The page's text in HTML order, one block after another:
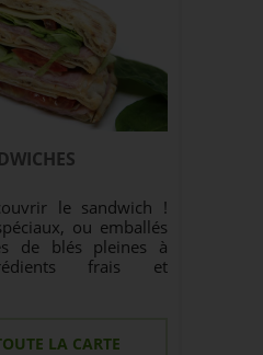
le sandwich !
ou emballés
de blés pleines à
frais et
LA CARTE